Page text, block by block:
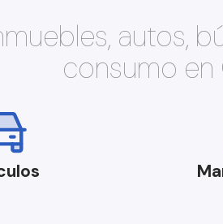
autos,
consumo en